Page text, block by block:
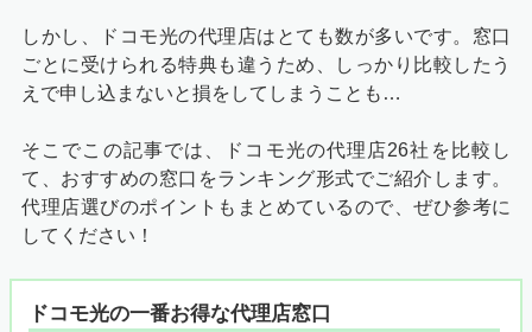
しかし、ドコモ光の代理店はとても数が多いです。窓口
ごとに受けられる特典も違うため、しっかり比較したう
えで申し込まないと損をしてしまうことも…
そこでこの記事では、ドコモ光の代理店26社を比較し
て、おすすめの窓口をランキング形式でご紹介します。
代理店選びのポイントもまとめているので、ぜひ参考に
してください！
ドコモ光の一番お得な代理店窓口